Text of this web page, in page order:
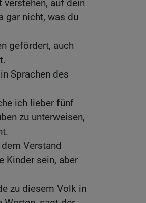
verstehen, auf dein
gar nicht, was du
gefördert, auch
Sprachen des
ich lieber fünf
zu unterweisen,
dem Verstand
Kinder sein, aber
zu diesem Volk in